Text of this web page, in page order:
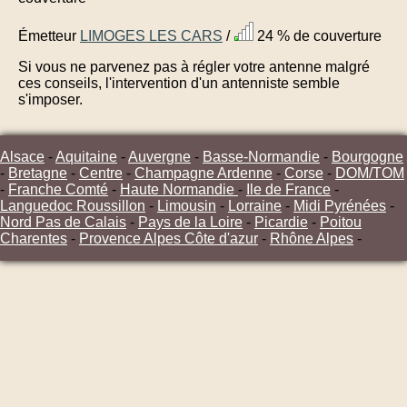
Émetteur LIMOGES LES CARS /
24 % de couverture
Si vous ne parvenez pas à régler votre antenne malgré
ces conseils, l'intervention d'un antenniste semble
s'imposer.
Alsace -Aquitaine -Auvergne - Basse-Normandie - Bourgogne
- Bretagne - Centre - Champagne Ardenne - Corse - DOM/TOM
- Franche Comté - Haute Normandie - Ile de France -
Languedoc Roussillon - Limousin - Lorraine - Midi Pyrénées -
Nord Pas de Calais - Pays de la Loire - Picardie - Poitou
Charentes - Provence Alpes Côte d'azur - Rhône Alpes -